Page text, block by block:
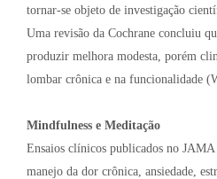
tornar-se objeto de investigação
Uma revisão da Cochrane concluiu
produzir melhora modesta, porém
lombar crônica e na funcionalidade
Mindfulness e Meditação
Ensaios clínicos publicados no
manejo da dor crônica, ansiedade,